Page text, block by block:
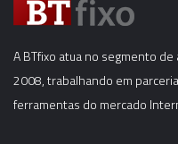
A BTfixo atua no segmento
2008, trabalhando em
ferramentas do mercado